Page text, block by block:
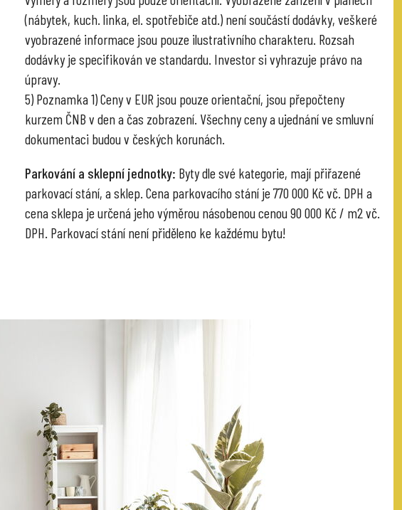
(nábytek, kuch. linka, el. spotřebiče atd.) není součástí dodávky, veškeré
vyobrazené informace jsou pouze ilustrativního charakteru. Rozsah
dodávky je specifikován ve standardu. Investor si vyhrazuje právo na
úpravy.
5) Poznamka 1) Ceny v EUR jsou pouze orientační, jsou přepočteny
kurzem ČNB v den a čas zobrazení. Všechny ceny a ujednání ve smluvní
dokumentaci budou v českých korunách.
Parkování a sklepní jednotky: Byty dle své kategorie, mají přiřazené
parkovací stání, a sklep. Cena parkovacího stání je 770 000 Kč vč. DPH a
cena sklepa je určená jeho výměrou násobenou cenou 90 000 Kč / m2 vč.
DPH. Parkovací stání není přiděleno ke každému bytu!